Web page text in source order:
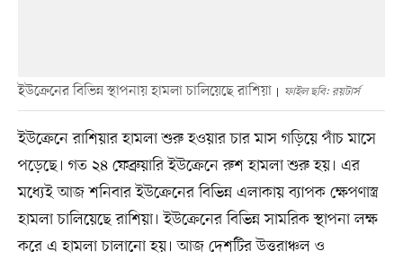
ইউক্রেনের বিভিন্ন স্থাপনায় হামলা চালিয়েছে রাশিয়া ফাইল ছবি: রয়টার্স
ইউক্রেনে রাশিয়ার হামলা শুরু হওয়ার চার মাস গড়িয়ে পাঁচ মাসে
পড়েছে। গত ২৪ ফেব্রুয়ারি ইউক্রেনে রুশ হামলা শুরু হয়। এর
মধ্যেই আজ শনিবার ইউক্রেনের বিভিন্ন এলাকায় ব্যাপক ক্ষেপণাস্ত্র
হামলা চালিয়েছে রাশিয়া। ইউক্রেনের বিভিন্ন সামরিক স্থাপনা লক্ষ
করে এ হামলা চালানো হয়। আজ দেশটির উত্তরাঞ্চল ও